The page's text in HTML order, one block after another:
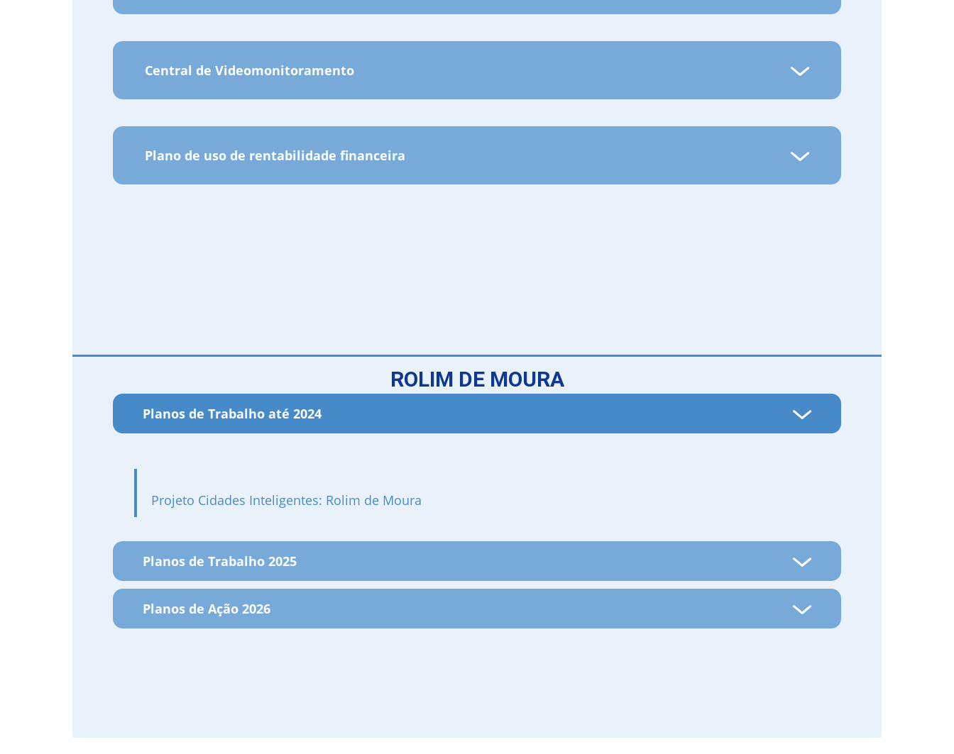
Central de Videomonitoramento
Plano de uso de rentabilidade financeira
ROLIM DE MOURA
Planos de Trabalho até 2024
Projeto Cidades Inteligentes: Rolim de Moura
Planos de Trabalho 2025
Planos de Ação 2026